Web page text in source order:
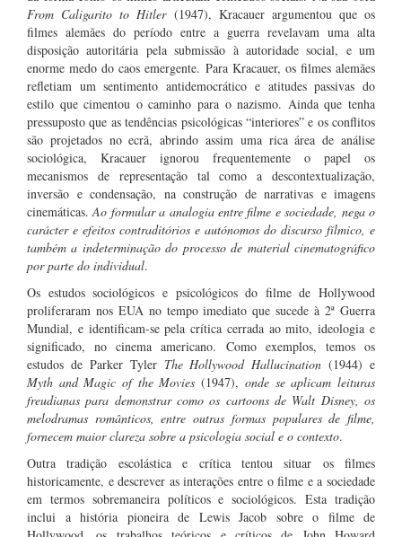
From Caligarito to Hitler (1947), Kracauer argumentou que os
filmes alemães do período entre a guerra revelavam uma alta
disposição autoritária pela submissão à autoridade social, e um
enorme medo do caos emergente. Para Kracauer, os filmes alemães
refletiam um sentimento antidemocrático e atitudes passivas do
estilo que cimentou o caminho para o nazismo. Ainda que tenha
pressuposto que as tendências psicológicas “interiores” e os conflitos
são projetados no ecrã, abrindo assim uma rica área de análise
sociológica, Kracauer ignorou frequentemente o papel os
mecanismos de representação tal como a descontextualização,
inversão e condensação, na construção de narrativas e imagens
cinemáticas.Ao formular a analogia entre filme e sociedade, nega o
carácter e efeitos contraditórios e autónomos do discurso fílmico, e
também a indeterminação do processo de material cinematográfico
por parte do individual.
Os estudos sociológicos e psicológicos do filme de Hollywood
proliferaram nos EUA no tempo imediato que sucede à 2ª Guerra
Mundial, e identificam-se pela crítica cerrada ao mito, ideologia e
significado, no cinema americano. Como exemplos, temos os
estudos de Parker Tyler The Hollywood Hallucination(1944) e
Myth and Magic of the Movies (1947), onde se aplicam leituras
freudianas para demonstrar como os cartoons de Walt Disney, os
melodramas românticos, entre outras formas populares de filme,
fornecem maior clareza sobre a psicologia social e o contexto.
Outra tradição escolástica e crítica tentou situar os filmes
historicamente, e descrever as interações entre o filme e a sociedade
em termos sobremaneira políticos e sociológicos. Esta tradição
inclui a história pioneira de Lewis Jacob sobre o filme de